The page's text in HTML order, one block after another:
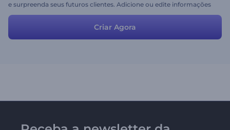
e surpreenda seus futuros clientes. Adicione ou edite informações
pessoais para ter uma promoção completa.
Criar Agora